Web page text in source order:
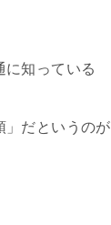
に知っている
」だというのが